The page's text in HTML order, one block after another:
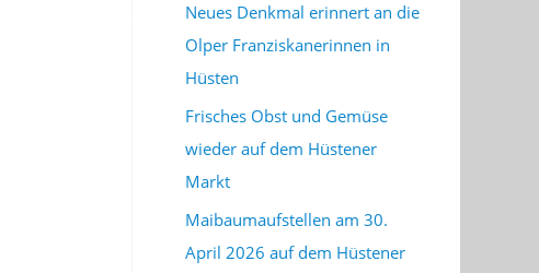
Neues Denkmal erinnert an die
Olper Franziskanerinnen in
Hüsten
Frisches Obst und Gemüse
wieder auf dem Hüstener
Markt
Maibaumaufstellen am 30.
April 2026 auf dem Hüstener